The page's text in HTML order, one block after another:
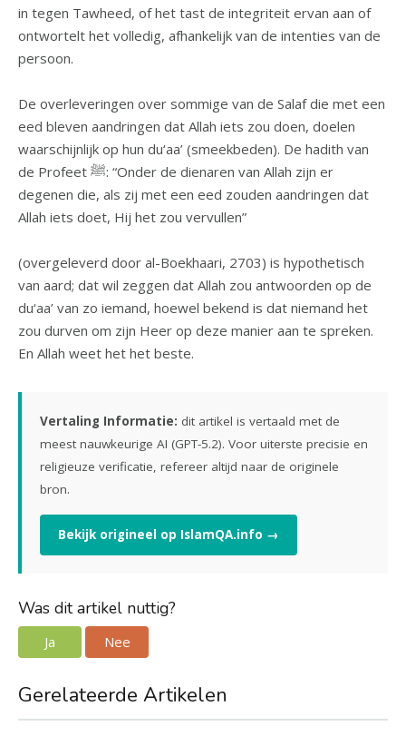
in tegen Tawheed, of het tast de integriteit ervan aan of
ontwortelt het volledig, afhankelijk van de intenties van de
persoon.
De overleveringen over sommige van de Salaf die met een
eed bleven aandringen dat Allah iets zou doen, doelen
waarschijnlijk op hun du‘aa’ (smeekbeden). De hadith van
de Profeet ﷺ: “Onder de dienaren van Allah zijn er
degenen die, als zij met een eed zouden aandringen dat
Allah iets doet, Hij het zou vervullen”
(overgeleverd door al-Boekhaari, 2703) is hypothetisch
van aard; dat wil zeggen dat Allah zou antwoorden op de
du‘aa’ van zo iemand, hoewel bekend is dat niemand het
zou durven om zijn Heer op deze manier aan te spreken.
En Allah weet het het beste.
Vertaling Informatie: dit artikel is vertaald met de
meest nauwkeurige AI (GPT-5.2). Voor uiterste precisie en
religieuze verificatie, refereer altijd naar de originele
bron.
Bekijk origineel op IslamQA.info →
Was dit artikel nuttig?
Ja Nee
Gerelateerde Artikelen